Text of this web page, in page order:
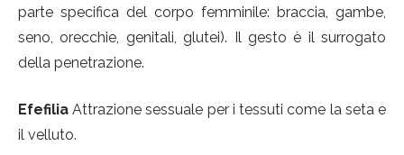
parte specifica del corpo femminile: braccia, gambe,
seno, orecchie, genitali, glutei). Il gesto è il surrogato
della penetrazione.
Efefilia Attrazione sessuale per i tessuti come la seta e
il velluto.